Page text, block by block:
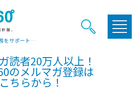
OBC360°は企業のあらゆる業務をサポートするヒントやお役立ち情報をご提供しています
読者20万人以上！
のメルマガ登録は
こちらから！